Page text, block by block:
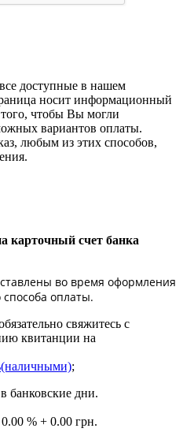
доступные в нашем
носит информационный
того, чтобы Вы могли
вариантов оплаты.
любым из этих способов,
карточный счет банка
во время оформления
способа оплаты.
свяжитесь с
квитанции на
;
банковские дни.
% + 0.00 грн.